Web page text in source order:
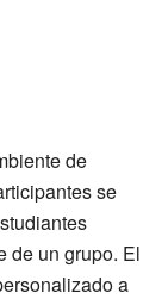
de
se
de un grupo. El
a